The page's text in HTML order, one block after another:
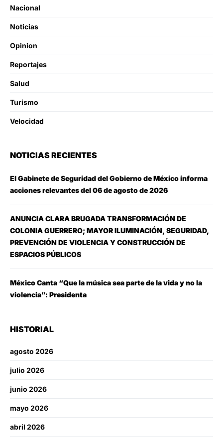
Nacional
Noticias
Opinion
Reportajes
Salud
Turismo
Velocidad
NOTICIAS RECIENTES
El Gabinete de Seguridad del Gobierno de México informa
acciones relevantes del 06 de agosto de 2026
ANUNCIA CLARA BRUGADA TRANSFORMACIÓN DE
COLONIA GUERRERO; MAYOR ILUMINACIÓN, SEGURIDAD,
PREVENCIÓN DE VIOLENCIA Y CONSTRUCCIÓN DE
ESPACIOS PÚBLICOS
México Canta “Que la música sea parte de la vida y no la
violencia”: Presidenta
HISTORIAL
agosto 2026
julio 2026
junio 2026
mayo 2026
abril 2026